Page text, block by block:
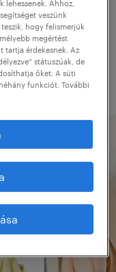
vagy
helyesen
lehessenek. Ahhoz,
veszünk
hogy felismerjük
megértést
tartja érdekesnek. Az
státuszúak, de
őket. A süti
funkciót. További